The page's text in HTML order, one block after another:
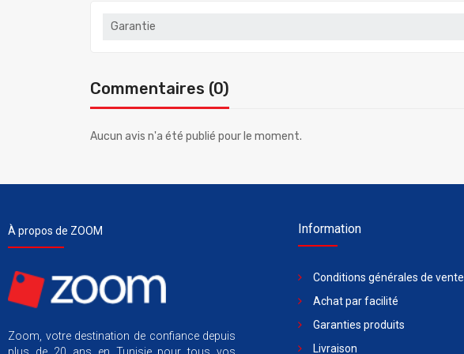
Garantie
Commentaires (0)
Aucun avis n'a été publié pour le moment.
À propos de ZOOM
Zoom, votre destination de confiance depuis
Information
Conditions générales de vente
Achat par facilité
Garanties produits
Livraison